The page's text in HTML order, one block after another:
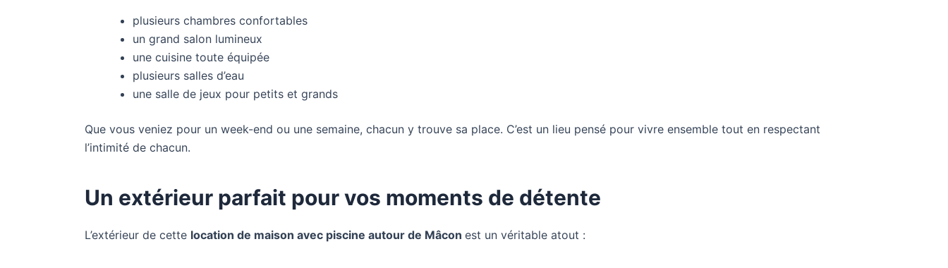
plusieurs chambres confortables
un grand salon lumineux
une cuisine toute équipée
plusieurs salles d’eau
une salle de jeux pour petits et grands
Que vous veniez pour un week-end ou une semaine, chacun y trouve sa place. C’est un lieu pensé pour vivre ensemble tout en respectant
l’intimité de chacun.
Un extérieur parfait pour vos moments de détente
L’extérieur de cette location de maison avec piscine autour de Mâcon est un véritable atout :